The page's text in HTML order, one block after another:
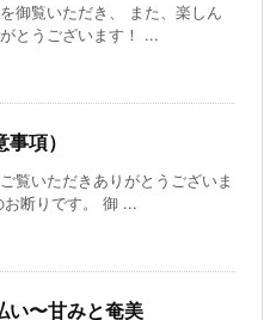
御覧いただき、 また、楽しん
とうございます！ ...
項）
覧いただきありがとうございま
断りです。 御 ...
い〜甘みと奄美